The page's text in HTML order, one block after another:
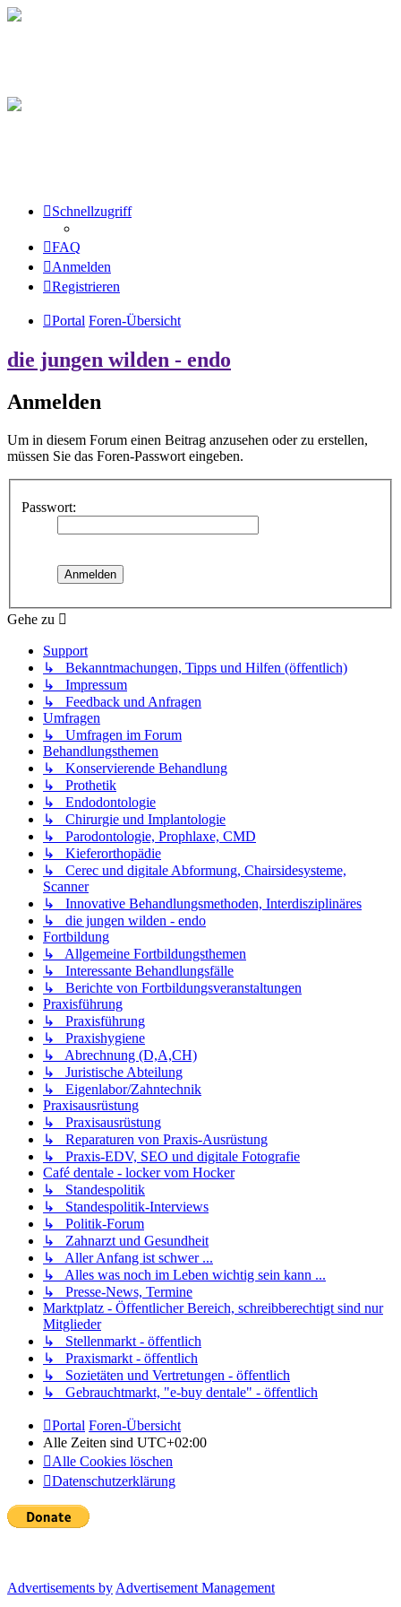
Schnellzugriff
FAQ
Anmelden
Registrieren
Portal Foren-Übersicht
die jungen wilden - endo
Anmelden
Um in diesem Forum einen Beitrag anzusehen oder zu erstellen,
müssen Sie das Foren-Passwort eingeben.
Passwort:
Gehe zu
Support
↳ Bekanntmachungen, Tipps und Hilfen (öffentlich)
↳ Impressum
↳ Feedback und Anfragen
Umfragen
↳ Umfragen im Forum
Behandlungsthemen
↳ Konservierende Behandlung
↳ Prothetik
↳ Endodontologie
↳ Chirurgie und Implantologie
↳ Parodontologie, Prophlaxe, CMD
↳ Kieferorthopädie
↳ Cerec und digitale Abformung, Chairsidesysteme,
Scanner
↳ Innovative Behandlungsmethoden, Interdisziplinäres
↳ die jungen wilden - endo
Fortbildung
↳ Allgemeine Fortbildungsthemen
↳ Interessante Behandlungsfälle
↳ Berichte von Fortbildungsveranstaltungen
Praxisführung
↳ Praxisführung
↳ Praxishygiene
↳ Abrechnung (D,A,CH)
↳ Juristische Abteilung
↳ Eigenlabor/Zahntechnik
Praxisausrüstung
↳ Praxisausrüstung
↳ Reparaturen von Praxis-Ausrüstung
↳ Praxis-EDV, SEO und digitale Fotografie
Café dentale - locker vom Hocker
↳ Standespolitik
↳ Standespolitik-Interviews
↳ Politik-Forum
↳ Zahnarzt und Gesundheit
↳ Aller Anfang ist schwer ...
↳ Alles was noch im Leben wichtig sein kann ...
↳ Presse-News, Termine
Marktplatz - Öffentlicher Bereich, schreibberechtigt sind nur
Mitglieder
↳ Stellenmarkt - öffentlich
↳ Praxismarkt - öffentlich
↳ Sozietäten und Vertretungen - öffentlich
↳ Gebrauchtmarkt, "e-buy dentale" - öffentlich
Portal Foren-Übersicht
Alle Zeiten sind UTC+02:00
Alle Cookies löschen
Datenschutzerklärung
Advertisements by Advertisement Management